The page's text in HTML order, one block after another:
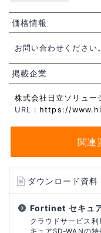
価格情報
お問い合わせください。
掲載企業
株式会社日立ソリュー
URL： https://
関連
ダウンロード資料
Fortinet セキュ
クラウドサービス